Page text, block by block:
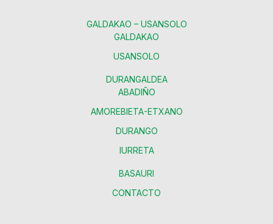
GALDAKAO – USANSOLO
GALDAKAO
USANSOLO
DURANGALDEA
ABADIÑO
AMOREBIETA-ETXANO
DURANGO
IURRETA
BASAURI
CONTACTO